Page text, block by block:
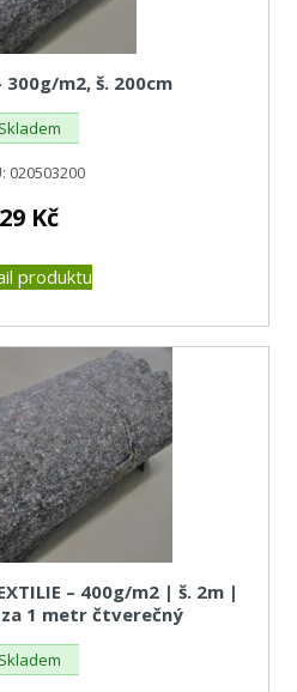
m2, š. 200cm
Skladem
020503200
29 Kč
produktu
– 400g/m2 | š. 2m |
1 metr čtverečný
Skladem